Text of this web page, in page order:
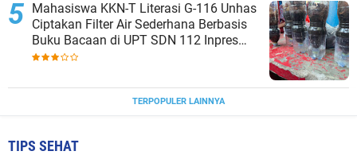
Mahasiswa KKN-T Literasi G-116 Unhas
Ciptakan Filter Air Sederhana Berbasis
Buku Bacaan di UPT SDN 112 Inpres
Bontomanai
TERPOPULER LAINNYA
TIPS SEHAT